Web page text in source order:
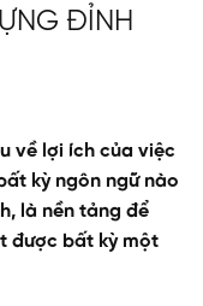
ĐỈNH
về lợi ích của việc
kỳ ngôn ngữ nào
là nền tảng để
được bất kỳ một